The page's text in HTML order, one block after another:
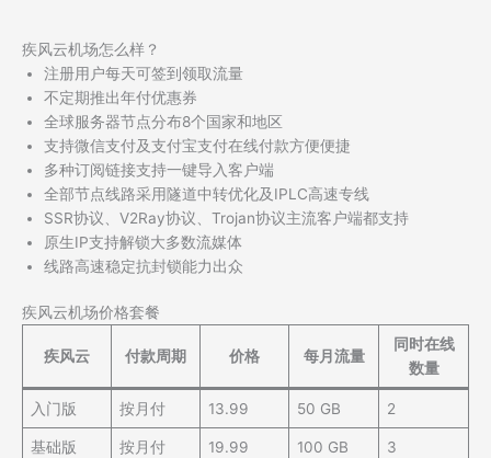
疾风云机场怎么样？
注册用户每天可签到领取流量
不定期推出年付优惠券
全球服务器节点分布8个国家和地区
支持微信支付及支付宝支付在线付款方便便捷
多种订阅链接支持一键导入客户端
全部节点线路采用隧道中转优化及IPLC高速专线
SSR协议、V2Ray协议、Trojan协议主流客户端都支持
原生IP支持解锁大多数流媒体
线路高速稳定抗封锁能力出众
疾风云机场价格套餐
疾风云 付款周期 价格 每月流量
同时在线
数量
入门版 按月付 13.99 50 GB 2
基础版 按月付 19.99 100 GB 3